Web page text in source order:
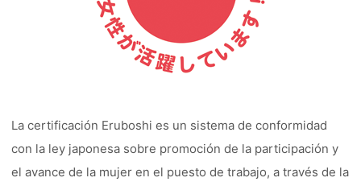
La certificación Eruboshi es un sistema de conformidad
con la ley japonesa sobre promoción de la participación y
el avance de la mujer en el puesto de trabajo, a través de la